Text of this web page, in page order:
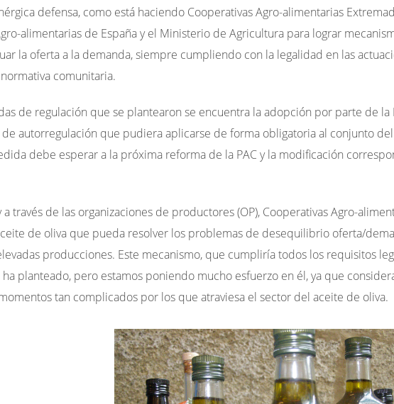
defensa, como está haciendo Cooperativas Agro-alimentarias
alimentarias de España y el Ministerio de Agricultura para lograr
la oferta a la demanda, siempre cumpliendo con la legalidad en las
comunitaria.
de regulación que se plantearon se encuentra la adopción por parte de la
autorregulación que pudiera aplicarse de forma obligatoria al conjunto
debe esperar a la próxima reforma de la PAC y la modificación
a través de las organizaciones de productores (OP), Cooperativas Agro-
de oliva que pueda resolver los problemas de desequilibrio oferta/
producciones. Este mecanismo, que cumpliría todos los requisitos
ha planteado, pero estamos poniendo mucho esfuerzo en él, ya que
tan complicados por los que atraviesa el sector del aceite de oliva.